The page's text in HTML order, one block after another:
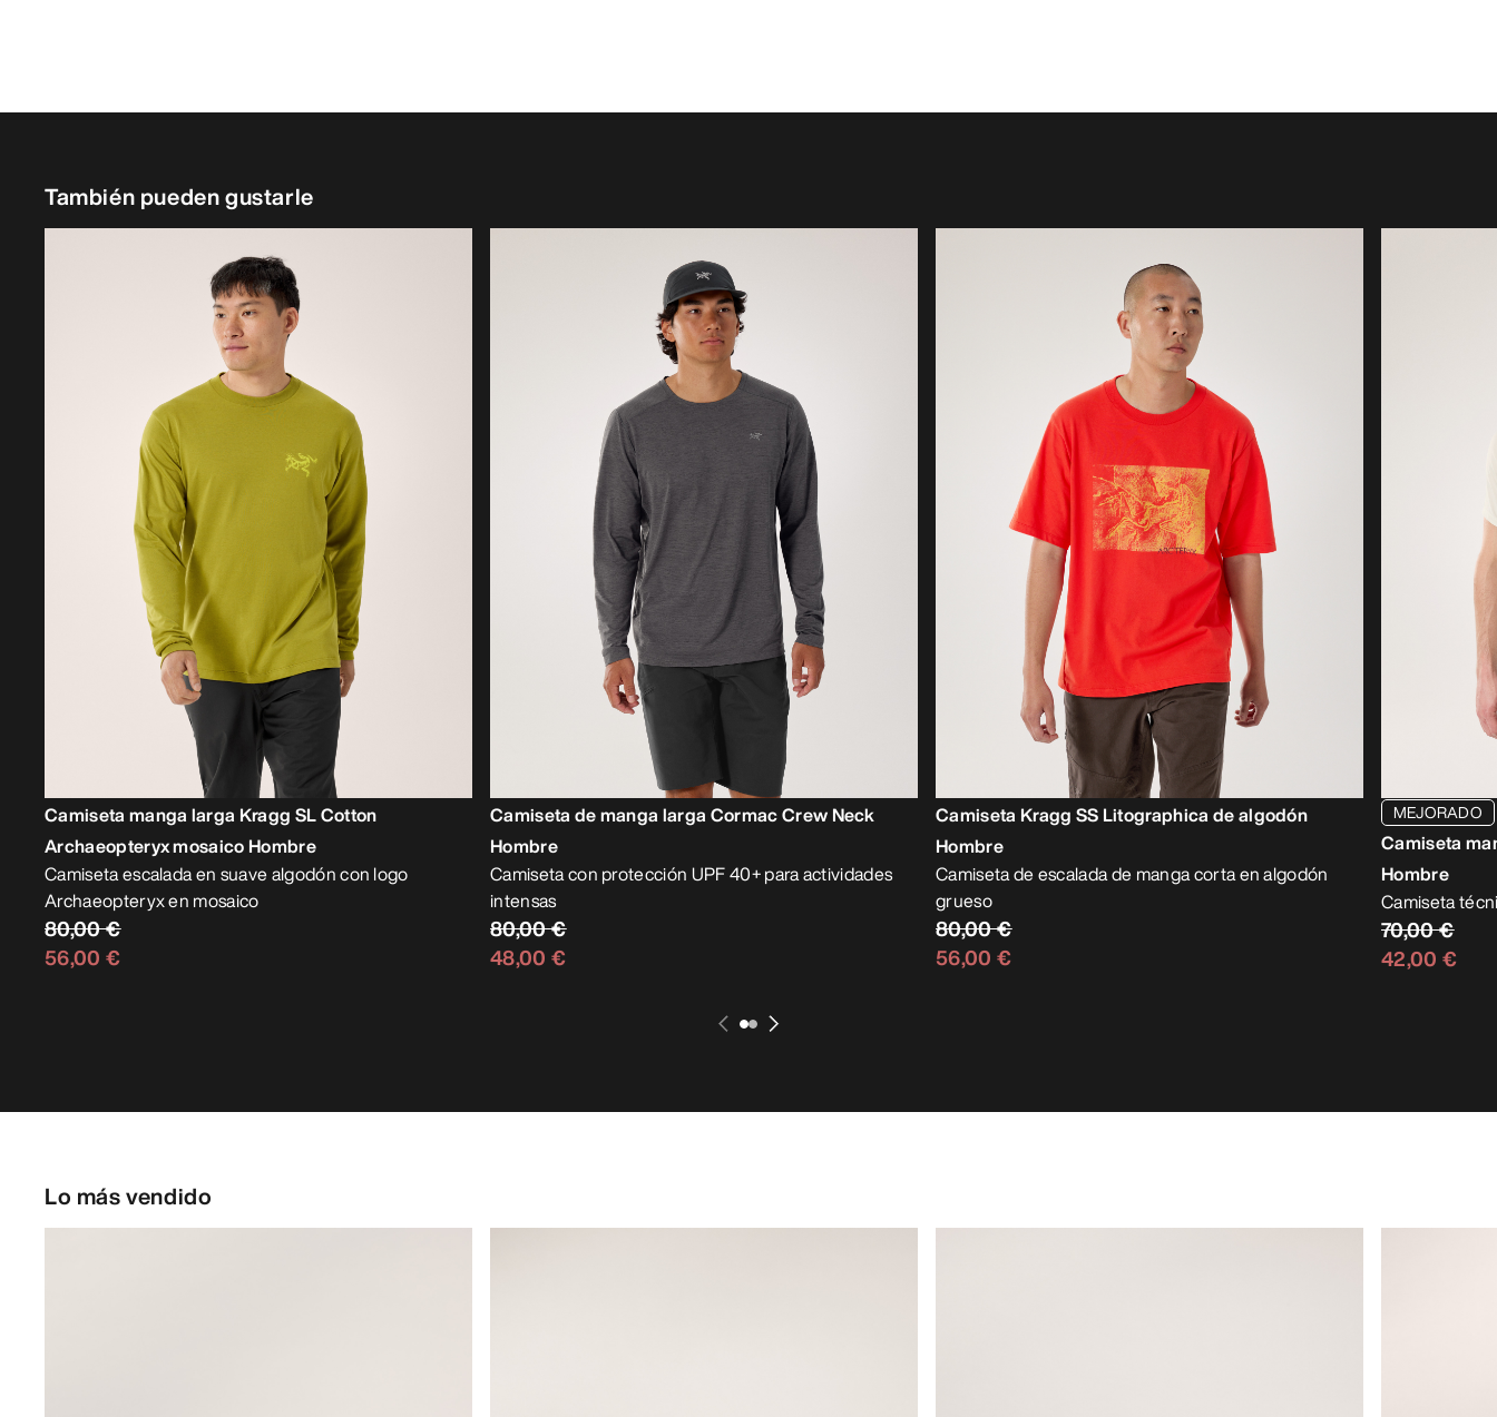
También pueden gustarle
Camiseta manga larga Kragg SL Cotton
Archaeopteryx mosaico Hombre
Camiseta escalada en suave algodón con logo
Archaeopteryx en mosaico
80,00 €
56,00 €
Camiseta de manga larga Cormac Crew Neck
Hombre
Camiseta con protección UPF 40+ para actividades
intensas
80,00 €
48,00 €
Camiseta Kragg SS Litographica de algodón
Hombre
Camiseta de escalada de manga corta en algodón
grueso
80,00 €
56,00 €
MEJORADO
Camiseta
Hombre
Camiseta
70,00 €
42,00 €
Lo más vendido